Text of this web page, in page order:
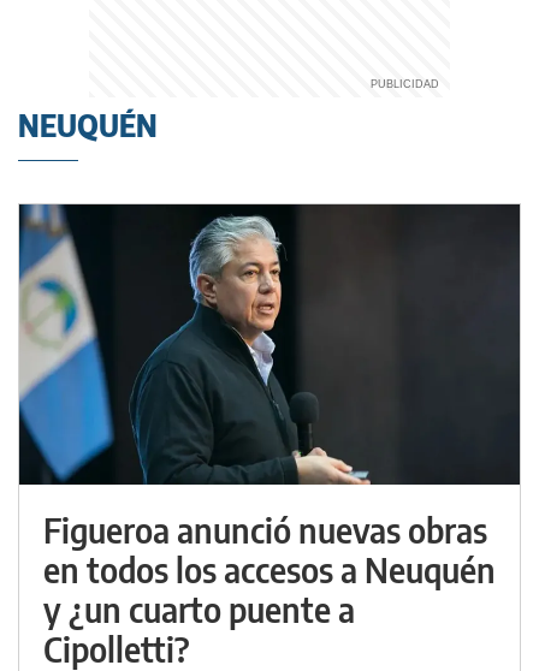
NEUQUÉN
Figueroa anunció nuevas obras
en todos los accesos a Neuquén
y ¿un cuarto puente a
Cipolletti?